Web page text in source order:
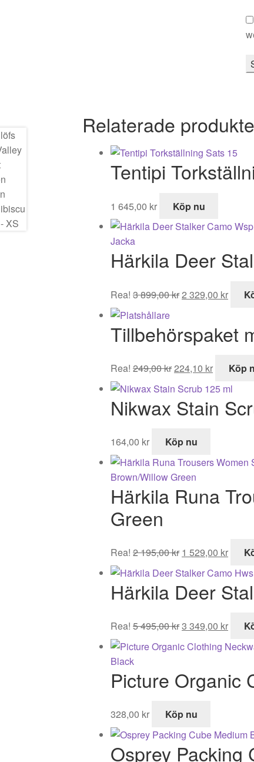
Relaterade
Tentipi
1 645,00 kr Köp nu
Härkila Deer
Rea! 3 899,00kr
ursprungliga
var:
899,00 kr.
2 329,00 kr
är:
329,00
Tillbehörspaket
Rea! 249,00kr
ursprungliga
priset
var:
224,10 kr
priset
är:
224,10 kr.
Köp
Nikwax Stain
164,00 kr Köp nu
Härkila Runa
Green
Rea! 2 195,00kr
ursprungliga
priset
var:
195,00 kr.
1 529,00 kr
priset
är:
Härkila Deer
Rea! 5 495,00kr
ursprungliga
priset
5
495,00 kr.
3 349,00 kr
priset
3
Picture Organic
328,00 kr Köp nu
Osprey Packing